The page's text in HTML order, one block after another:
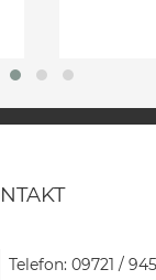
Telefon: 09721 /